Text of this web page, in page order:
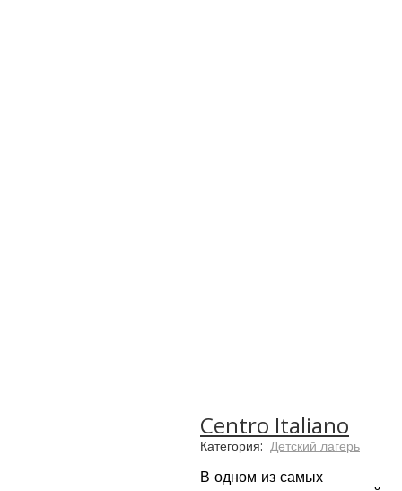
Centro Italiano
Категория: Детский лагерь
В одном из самых